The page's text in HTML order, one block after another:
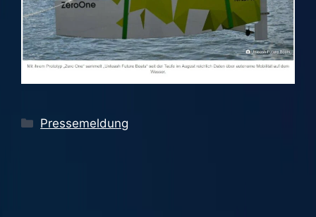
Kategorien
Pressemeldung